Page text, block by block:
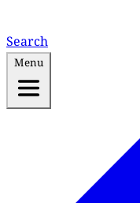
Search
Menu